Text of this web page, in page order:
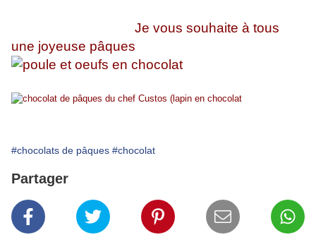
Je vous souhaite à tous
une joyeuse pâques
#chocolats de pâques #chocolat
Partager